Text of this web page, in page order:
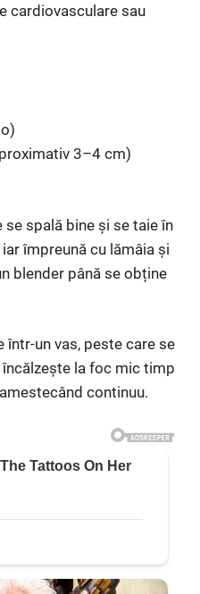
cardiovasculare sau
3–4 cm)
spală bine și se taie în
împreună cu lămâia și
blender până se obține
un vas, peste care se
la foc mic timp
continuu.